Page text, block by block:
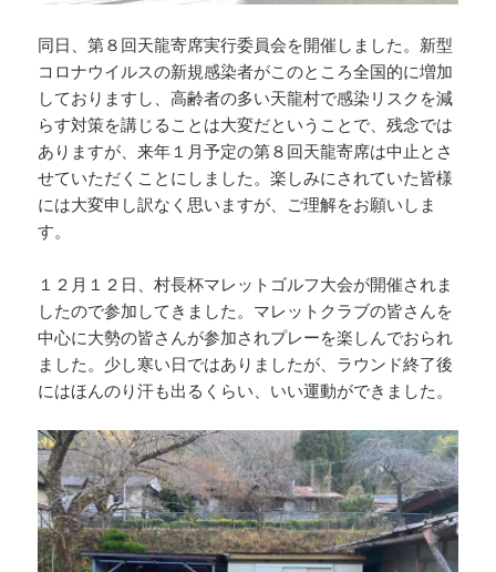
同日、第８回天龍寄席実行委員会を開催しました。新型
コロナウイルスの新規感染者がこのところ全国的に増加
しておりますし、高齢者の多い天龍村で感染リスクを減
らす対策を講じることは大変だということで、残念では
ありますが、来年１月予定の第８回天龍寄席は中止とさ
せていただくことにしました。楽しみにされていた皆様
には大変申し訳なく思いますが、ご理解をお願いしま
す。
１２月１２日、村長杯マレットゴルフ大会が開催されま
したので参加してきました。マレットクラブの皆さんを
中心に大勢の皆さんが参加されプレーを楽しんでおられ
ました。少し寒い日ではありましたが、ラウンド終了後
にはほんのり汗も出るくらい、いい運動ができました。